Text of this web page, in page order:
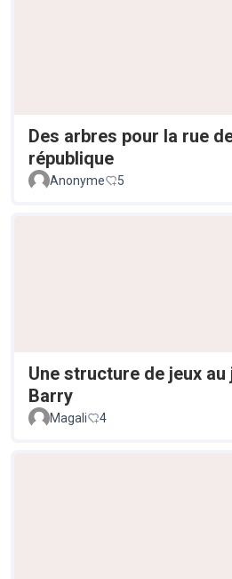
Des arbres pour la rue
république
Anonyme 5
Une structure de jeux au
Barry
Magali 4